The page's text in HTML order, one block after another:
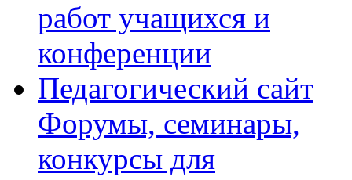
работ учащихся и
конференции
Педагогический сайт
Форумы, семинары,
конкурсы для